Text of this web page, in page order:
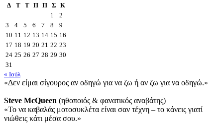
Δ
Τ Τ Π Π Σ Κ
1
2
3
4 5 6 7 8
9
10 11 12 13 14 15 16
17 18 19 20 21 22 23
24 25 26 27 28 29 30
31
« Ιούλ
«Δεν είμαι σίγουρος αν οδηγώ για να ζω ή αν ζω για να οδηγώ.»
Steve McQueen (ηθοποιός & φανατικός αναβάτης)
«Το να καβαλάς μοτοσυκλέτα είναι σαν τέχνη – το κάνεις γιατί
νιώθεις κάτι μέσα σου.»